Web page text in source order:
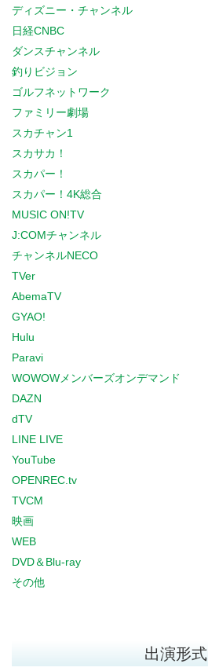
ディズニー・チャンネル
日経CNBC
ダンスチャンネル
釣りビジョン
ゴルフネットワーク
ファミリー劇場
スカチャン1
スカサカ！
スカパー！
スカパー！4K総合
MUSIC ON!TV
J:COMチャンネル
チャンネルNECO
TVer
AbemaTV
GYAO!
Hulu
Paravi
WOWOWメンバーズオンデマンド
DAZN
dTV
LINE LIVE
YouTube
OPENREC.tv
TVCM
映画
WEB
DVD＆Blu-ray
その他
出演形式